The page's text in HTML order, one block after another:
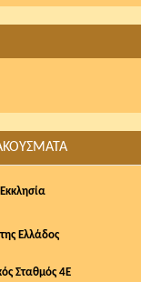
Ελλάδος
Σταθμός 4Ε